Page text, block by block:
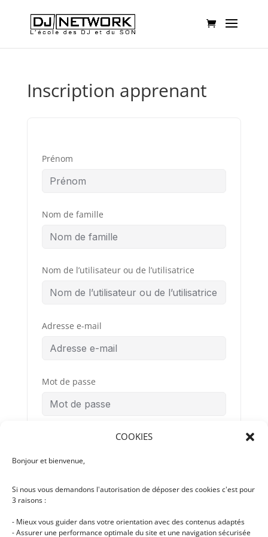
COOKIES
Bonjour et bienvenue,
Si nous vous demandons l'autorisation de déposer des cookies c'est pour
3 raisons :
- Mieux vous guider dans votre orientation avec des contenus adaptés
- Assurer une performance optimale du site et une navigation sécurisée
Inscription apprenant
Prénom
Nom de famille
Nom de l’utilisateur ou de l’utilisatrice
Adresse e-mail
Mot de passe
Confirmation du mot de passe
Conditions
d’Utilisation